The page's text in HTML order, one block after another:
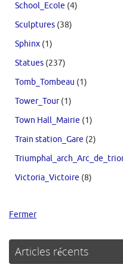
School_Ecole (4)
Sculptures (38)
Sphinx (1)
Statues (237)
Tomb_Tombeau (1)
Tower_Tour(1)
Town Hall_Mairie (1)
Train station_Gare (2)
Victoria_Victoire (8)
Fermer
Articles récents